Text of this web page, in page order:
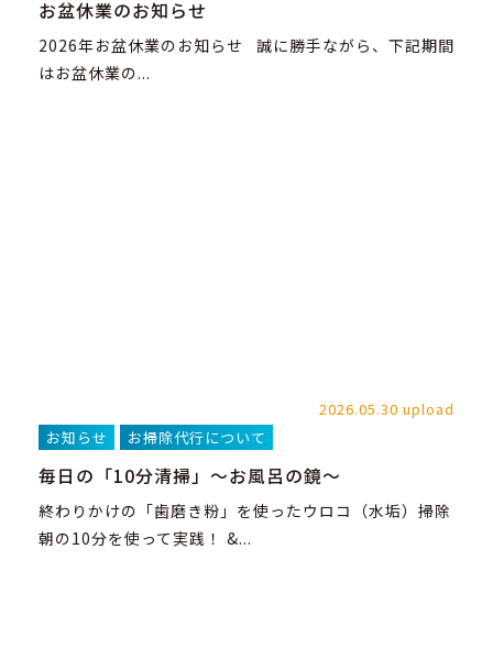
お盆休業のお知らせ
2026年お盆休業のお知らせ 誠に勝手ながら、下記期間
はお盆休業の...
2026.05.30 upload
お知らせ
お掃除代行について
毎日の「10分清掃」～お風呂の鏡～
終わりかけの「歯磨き粉」を使ったウロコ（水垢）掃除
朝の10分を使って実践！ &...